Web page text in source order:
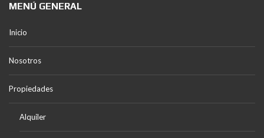
MENÚ GENERAL
Inicio
Nosotros
Propiedades
Alquiler